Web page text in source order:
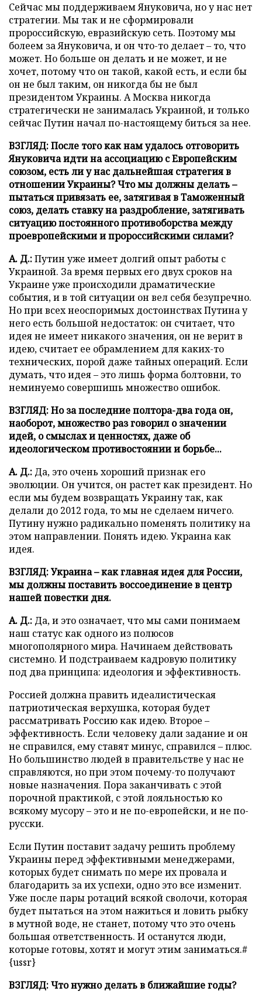
Сейчас мы поддерживаем Януковича, но у нас нет
стратегии. Мы так и не сформировали
пророссийскую, евразийскую сеть. Поэтому мы
болеем за Януковича, и он что-то делает – то, что
может. Но больше он делать и не может, и не
хочет, потому что он такой, какой есть, и если бы
он не был таким, он никогда бы не был
президентом Украины. А Москва никогда
стратегически не занималась Украиной, и только
сейчас Путин начал по-настоящему биться за нее.
ВЗГЛЯД: После того как нам удалось отговорить
Януковича идти на ассоциацию с Европейским
союзом, есть ли у нас дальнейшая стратегия в
отношении Украины? Что мы должны делать –
пытаться привязать ее, затягивая в Таможенный
союз, делать ставку на раздробление, затягивать
ситуацию постоянного противоборства между
проевропейскими и пророссийскими силами?
А. Д.:Путин уже имеет долгий опыт работы с
Украиной. За время первых его двух сроков на
Украине уже происходили драматические
события, и в той ситуации он вел себя безупречно.
Но при всех неоспоримых достоинствах Путина у
него есть большой недостаток: он считает, что
идея не имеет никакого значения, он не верит в
идею, считает ее обрамлением для каких-то
технических, порой даже тайных операций. Если
думать, что идея – это лишь форма болтовни, то
неминуемо совершишь множество ошибок.
ВЗГЛЯД: Но за последние полтора-два года он,
наоборот, множество раз говорил о значении
идей, о смыслах и ценностях, даже об
идеологическом противостоянии и борьбе...
А. Д.: Да, это очень хороший признак его
эволюции. Он учится, он растет как президент. Но
если мы будем возвращать Украину так, как
делали до 2012 года, то мы не сделаем ничего.
Путину нужно радикально поменять политику на
этом направлении. Понять идею. Украина как
идея.
ВЗГЛЯД: Украина – как главная идея для России,
мы должны поставить воссоединение в центр
нашей повестки дня.
А. Д.: Да, и это означает, что мы сами понимаем
наш статус как одного из полюсов
многополярного мира. Начинаем действовать
системно. И подстраиваем кадровую политику
под два принципа: идеология и эффективность.
Россией должна править идеалистическая
патриотическая верхушка, которая будет
рассматривать Россию как идею. Второе –
эффективность. Если человеку дали задание и он
не справился, ему ставят минус, справился – плюс.
Но большинство людей в правительстве у нас не
справляются, но при этом почему-то получают
новые назначения. Пора заканчивать с этой
порочной практикой, с этой лояльностью ко
всякому мусору – это и не по-европейски, и не по-
русски.
Если Путин поставит задачу решить проблему
Украины перед эффективными менеджерами,
которых будет снимать по мере их провала и
благодарить за их успехи, одно это все изменит.
Уже после пары ротаций всякой сволочи, которая
будет пытаться на этом нажиться и ловить рыбку
в мутной воде, не станет, потому что это очень
большая ответственность. И останутся люди,
которые готовы, хотят и могут этим заниматься.#
{ussr}
ВЗГЛЯД: Что нужно делать в ближайшие годы?